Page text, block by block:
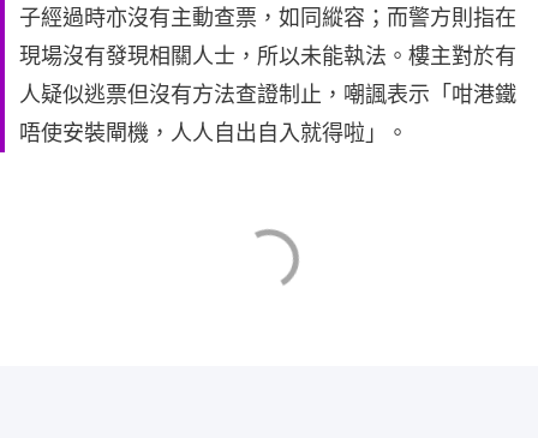
子經過時亦沒有主動查票，如同縱容；而警方則指在
現場沒有發現相關人士，所以未能執法。樓主對於有
人疑似逃票但沒有方法查證制止，嘲諷表示「咁港鐵
唔使安裝閘機，人人自出自入就得啦」。